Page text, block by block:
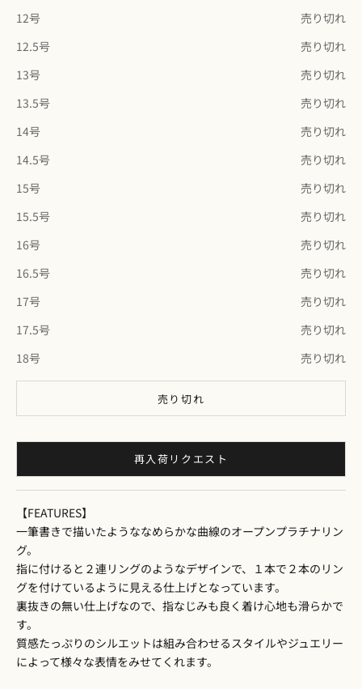
12号
売り切れ
12.5号
売り切れ
13号
売り切れ
13.5号
売り切れ
14号
売り切れ
14.5号
売り切れ
15号
売り切れ
15.5号
売り切れ
16号
売り切れ
16.5号
売り切れ
17号
売り切れ
17.5号
売り切れ
18号
売り切れ
売り切れ
再入荷リクエスト
【FEATURES】
一筆書きで描いたようななめらかな曲線のオープンプラチナリン
グ。
指に付けると２連リングのようなデザインで、１本で２本のリン
グを付けているように見える仕上げとなっています。
裏抜きの無い仕上げなので、指なじみも良く着け心地も滑らかで
す。
質感たっぷりのシルエットは組み合わせるスタイルやジュエリー
によって様々な表情をみせてくれます。